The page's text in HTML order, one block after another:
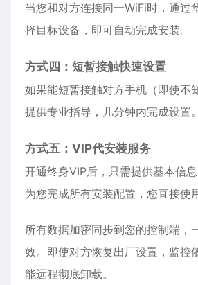
当您和对方连接同一WiFi时，通过
择目标设备，即可自动完成安装。
方式四：短暂接触快速设置
如果能短暂接触对方手机（即使不
提供专业指导，几分钟内完成设置。
方式五：VIP代安装服务
开通终身VIP后，只需提供基本信
为您完成所有安装配置，您直接使
所有数据加密同步到您的控制端，
效。即使对方恢复出厂设置，监控
能远程彻底卸载。